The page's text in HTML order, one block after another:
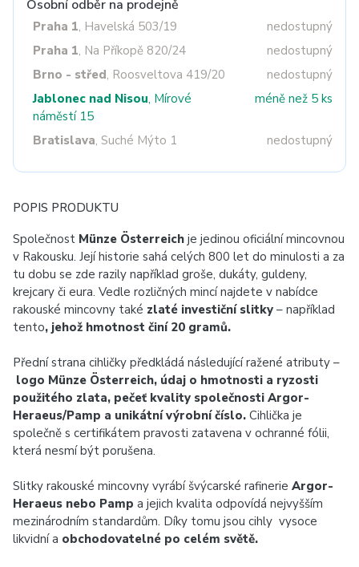
Osobní odběr na prodejně
Praha 1, Havelská 503/19
nedostupný
Praha 1, Na Příkopě 820/24
nedostupný
Brno - střed, Roosveltova 419/20
nedostupný
Jablonec nad Nisou, Mírové
náměstí 15
méně než 5 ks
Bratislava, Suché Mýto 1 nedostupný
POPIS PRODUKTU
Společnost Münze Österreich je jedinou oficiální mincovnou
v Rakousku. Její historie sahá celých 800 let do minulosti a za
tu dobu se zde razily například groše, dukáty, guldeny,
krejcary či eura. Vedle rozličných mincí najdete v nabídce
rakouské mincovny také zlaté investiční slitky – například
tento, jehož hmotnost činí 20 gramů.
Přední strana cihličky předkládá následující ražené atributy –
logo Münze Österreich, údaj o hmotnosti a ryzosti
použitého zlata, pečeť kvality společnosti Argor-
Heraeus/Pamp a unikátní výrobní číslo. Cihlička je
společně s certifikátem pravosti zatavena v ochranné fólii,
která nesmí být porušena.
Slitky rakouské mincovny vyrábí švýcarské rafinerie Argor-
Heraeus nebo Pamp a jejich kvalita odpovídá nejvyšším
mezinárodním standardům. Díky tomu jsou cihly vysoce
likvidní a obchodovatelné po celém světě.